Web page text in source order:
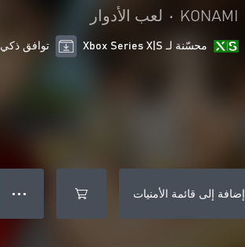
KONAMI
• لعب الأدوار
محسّنة لـ Xbox Series X|S توافق ذكي
إضافة إلى قائمة الأمنيات ● ● ●